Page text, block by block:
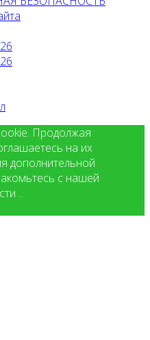
Продолжая
на их
дополнительной
с нашей
..